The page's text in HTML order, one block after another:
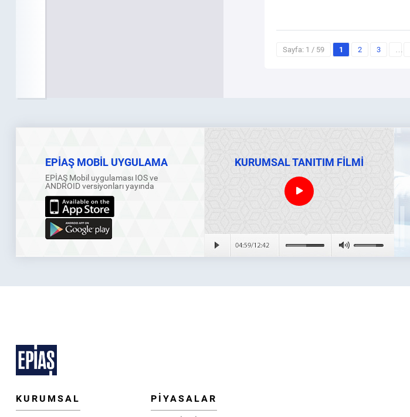
Sayfa: 1 / 59 1 2 3 …
EPİAŞ MOBİL UYGULAMA
EPİAŞ Mobil uygulaması IOS ve
ANDROID versiyonları yayında
KURUMSAL TANITIM FİLMİ
KURUMSAL PİYASALAR